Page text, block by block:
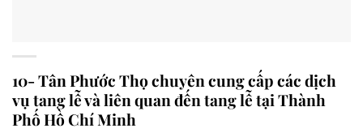
10- Tân Phước Thọ chuyên cung cấp các dịch
vụ tang lễ và liên quan đến tang lễ tại Thành
Phố Hồ Chí Minh